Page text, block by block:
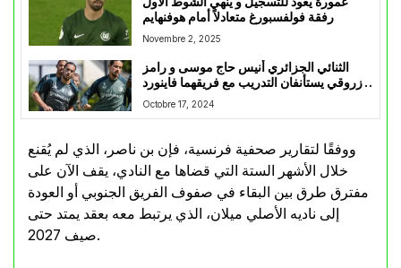
رفقة فولفسبورغ متعادلاً أمام هوفنهايم
Novembre 2, 2025
الثنائي الجزائري أنيس حاج موسى و رامز
زروقي يستأنفان التدريب مع فريقهما فاينورد
روتردام
Octobre 17, 2024
ووفقًا لتقارير صحفية فرنسية، فإن بن ناصر، الذي لم يُقنع
خلال الأشهر الستة التي قضاها مع النادي، يقف الآن على
مفترق طرق بين البقاء في صفوف الفريق الجنوبي أو العودة
إلى ناديه الأصلي ميلان، الذي يرتبط معه بعقد يمتد حتى
صيف 2027.